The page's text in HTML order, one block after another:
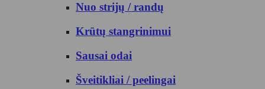
Nuo strijų / randų
Krūtų stangrinimui
Sausai odai
Šveitikliai / peelingai